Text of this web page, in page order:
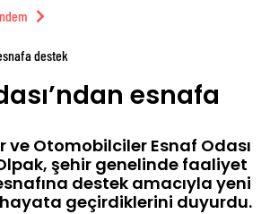
destek
esnafa
ve Otomobilciler Esnaf Odası
şehir genelinde faaliyet
destek amacıyla yeni
geçirdiklerini duyurdu.